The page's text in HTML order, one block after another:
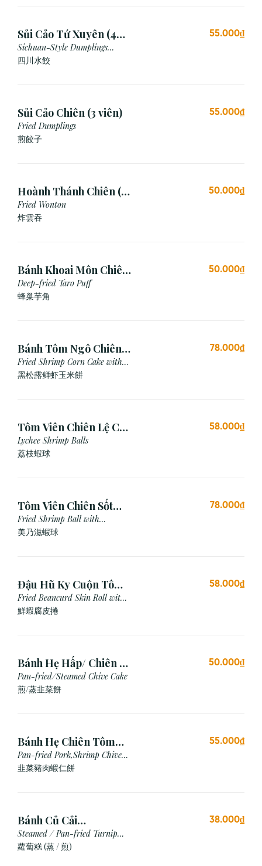
Sủi Cảo Tứ Xuyên (4
viên)
Sichuan-Style Dumplings
(Spicy)
四川水餃
55.000₫
Sủi Cảo Chiên (3 viên)
Fried Dumplings
煎餃子
55.000₫
Hoành Thánh Chiên (3
viên)
Fried Wonton
炸雲吞
50.000₫
Bánh Khoai Môn Chiên
Xù (3 viên)
Deep-fried Taro Puff
蜂巢芋角
50.000₫
Bánh Tôm Ngô Chiên
Nấm Truffle (3 viên)
Fried Shrimp Corn Cake with
Truffle
黑松露鲜虾玉米餅
78.000₫
Tôm Viên Chiên Lệ Chi
(3 viên)
Lychee Shrimp Balls
荔枝蝦球
58.000₫
Tôm Viên Chiên Sốt
Mayonnaise (3 viên)
Fried Shrimp Ball with
Mayonnaise Sauce
美乃滋蝦球
78.000₫
Đậu Hũ Ky Cuộn Tôm
Chiên (3 cái)
Fried Beancurd Skin Roll with
Shrimp
鮮蝦腐皮捲
58.000₫
Bánh Hẹ Hấp/ Chiên (3
Cái)
Pan-fried/Steamed Chive Cake
煎/蒸韭菜餅
50.000₫
Bánh Hẹ Chiên Tôm
Thịt
Pan-fried Pork,Shrimp Chive
Cake
韭菜豬肉蝦仁餅
55.000₫
Bánh Củ Cải
Hấp/Chiên (3 viên)
Steamed / Pan-fried Turnip
Cake
蘿蔔糕 (蒸 / 煎)
38.000₫